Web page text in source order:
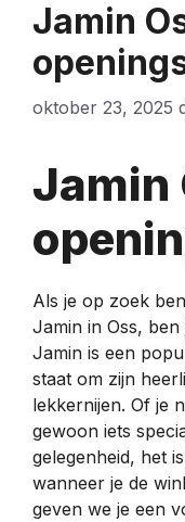
Jamin
oktober 23, 2025
Jamin
Als je op zoek
Jamin in Oss,
Jamin is een
staat om zijn
lekkernijen. Of je
gewoon iets
gelegenheid, het
wanneer je de
geven we je een